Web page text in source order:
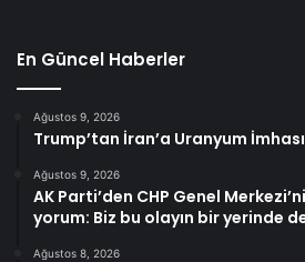
En Güncel Haberler
Ağustos 9, 2026
Trump’tan İran’a Uranyum İmhası
Ağustos 9, 2026
AK Parti’den CHP Genel
yorum: Biz bu olayın bir yerinde
Ağustos 8, 2026